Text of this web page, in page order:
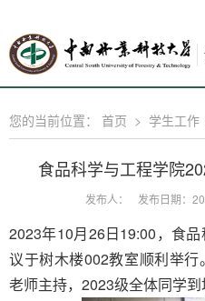
您的当前位置： 首页 > 学生工作
食品科学与工程学院
发布人： 发布日期：
2023年10月26日19:00，食
议于树木楼002教室顺利举
老师主持，2023级全体同学到